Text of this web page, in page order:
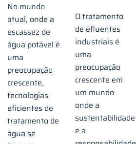
No mundo
atual, onde a
escassez de
água potável é
uma
preocupação
crescente,
tecnologias
eficientes de
tratamento de
água se
O tratamento
de efluentes
industriais é
uma
preocupação
crescente em
um mundo
onde a
sustentabilidade
e a